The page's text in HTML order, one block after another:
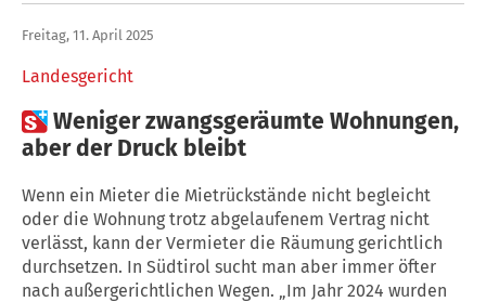
Landesgericht
Freitag, 11. April 2025
Weniger zwangsgeräumte Wohnungen,
aber der Druck bleibt
Wenn ein Mieter die Mietrückstände nicht begleicht
oder die Wohnung trotz abgelaufenem Vertrag nicht
verlässt, kann der Vermieter die Räumung gerichtlich
durchsetzen. In Südtirol sucht man aber immer öfter
nach außergerichtlichen Wegen. „Im Jahr 2024 wurden